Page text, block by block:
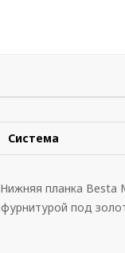
Система
Нижняя планка Besta
фурнитурой под